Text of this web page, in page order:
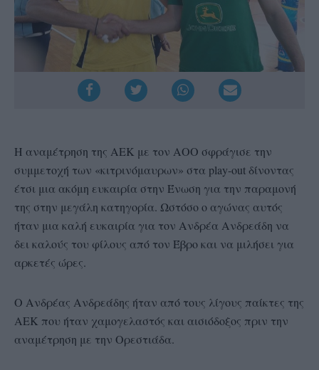
Η αναμέτρηση της ΑΕΚ με τον ΑΟΟ σφράγισε την
συμμετοχή των «κιτρινόμαυρων» στα play-out δίνοντας
έτσι μια ακόμη ευκαιρία στην Ένωση για την παραμονή
της στην μεγάλη κατηγορία. Ωστόσο ο αγώνας αυτός
ήταν μια καλή ευκαιρία για τον Ανδρέα Ανδρεάδη να
δει καλούς του φίλους από τον Έβρο και να μιλήσει για
αρκετές ώρες.
Ο Ανδρέας Ανδρεάδης ήταν από τους λίγους παίκτες της
ΑΕΚ που ήταν χαμογελαστός και αισιόδοξος πριν την
αναμέτρηση με την Ορεστιάδα.